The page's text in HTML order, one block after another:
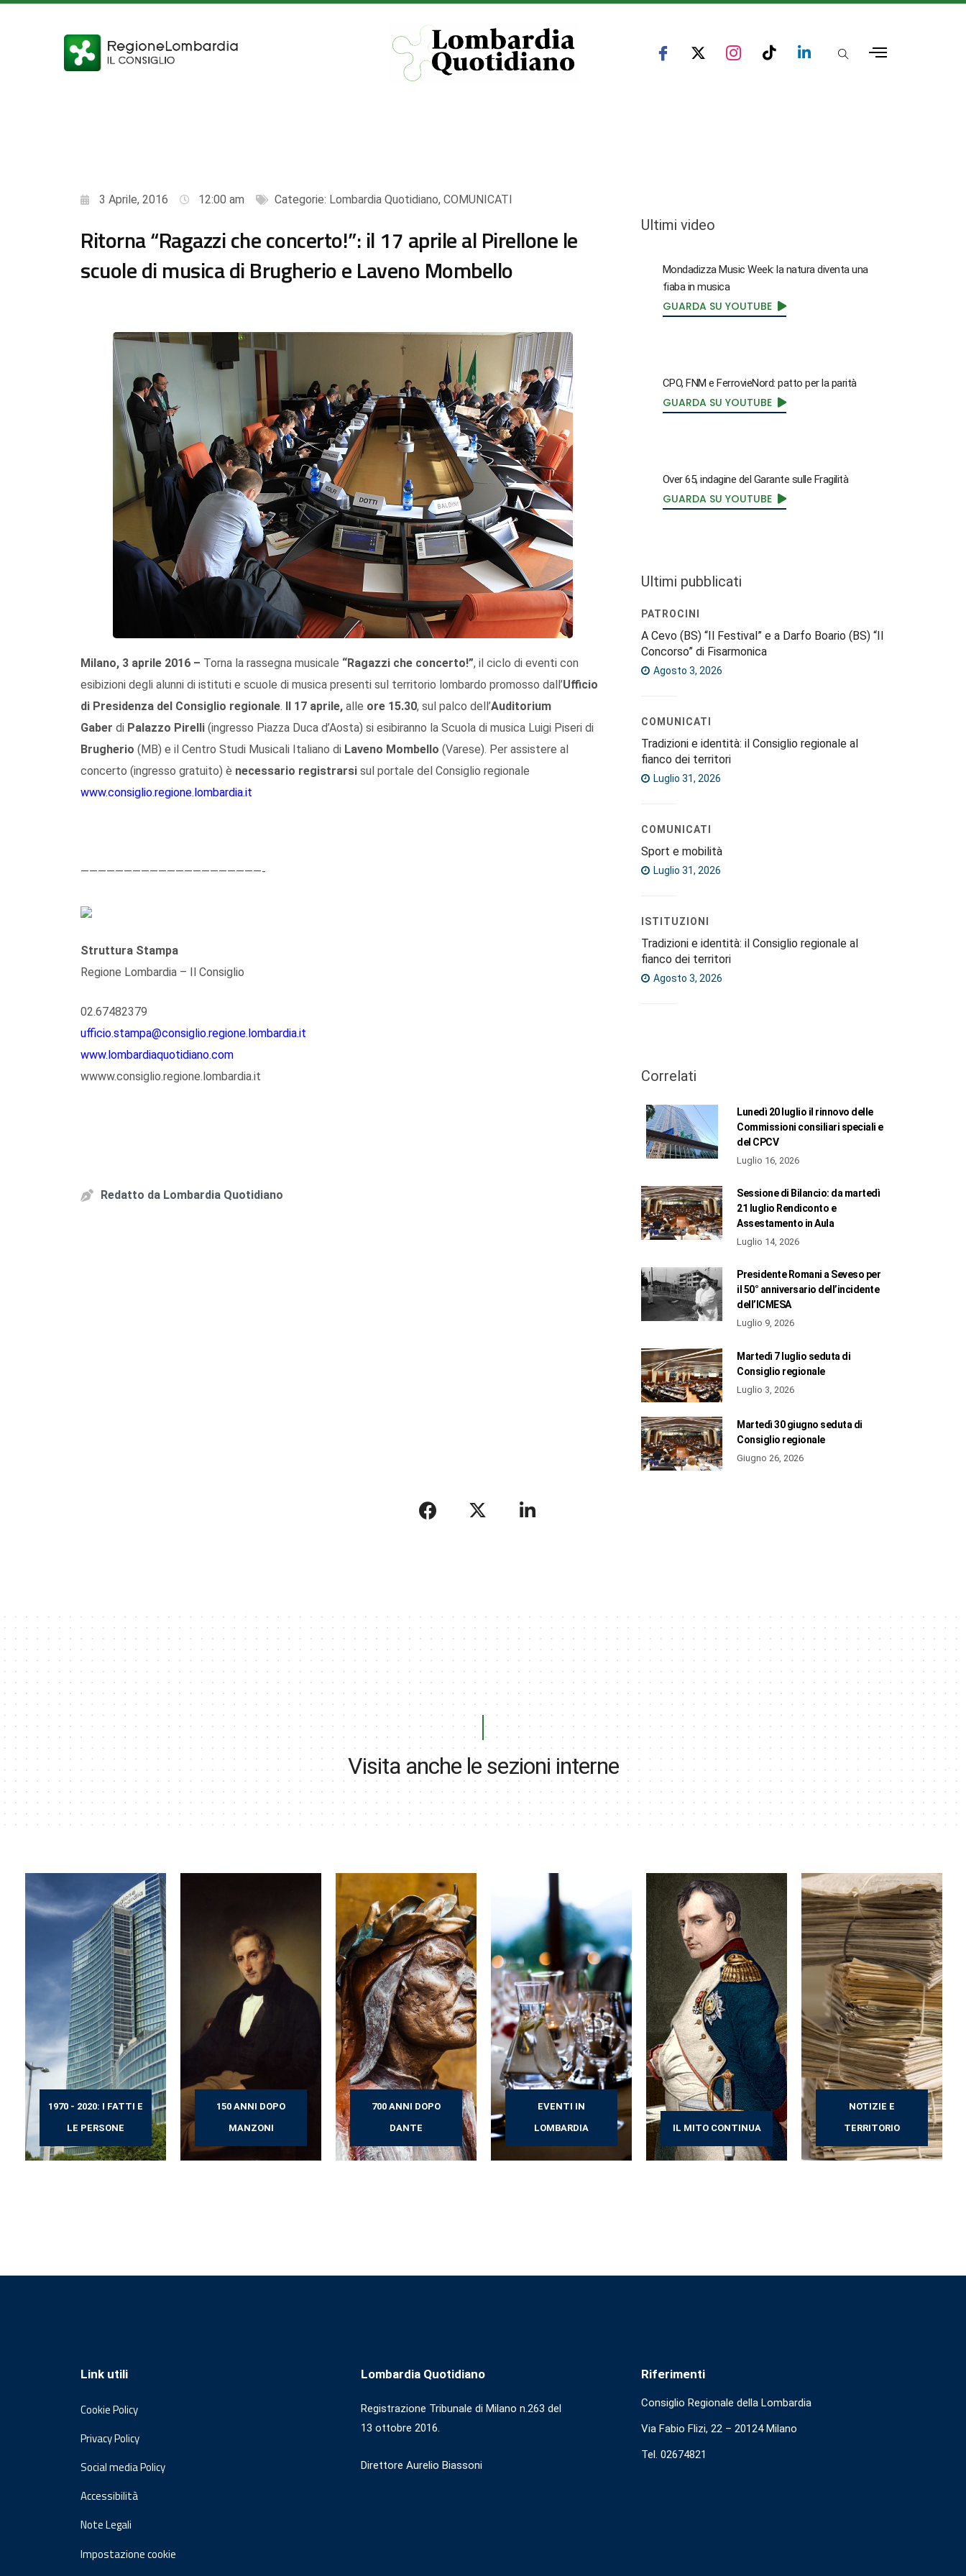
3 Aprile, 2016 12:00 am Categorie: Lombardia Quotidiano, COMUNICATI
Ritorna “Ragazzi che concerto!”: il 17 aprile al Pirellone le
scuole di musica di Brugherio e Laveno Mombello
Milano, 3 aprile 2016 – Torna la rassegna musicale “Ragazzi che concerto!”, il ciclo di eventi con
esibizioni degli alunni di istituti e scuole di musica presenti sul territorio lombardo promosso dall’Ufficio
di Presidenza del Consiglio regionale. Il 17 aprile, alle ore 15.30, sul palco dell’Auditorium
Gaber di Palazzo Pirelli (ingresso Piazza Duca d’Aosta) si esibiranno la Scuola di musica Luigi Piseri di
Brugherio (MB) e il Centro Studi Musicali Italiano di Laveno Mombello (Varese). Per assistere al
concerto (ingresso gratuito) è necessario registrarsi sul portale del Consiglio regionale
www.consiglio.regione.lombardia.it
—————————————————————-
Struttura Stampa
Regione Lombardia – Il Consiglio
02.67482379
ufficio.stampa@consiglio.regione.lombardia.it
www.lombardiaquotidiano.com
wwww.consiglio.regione.lombardia.it
Redatto da Lombardia Quotidiano
Ultimi video
Mondadizza Music Week: la natura diventa una
fiaba in musica
GUARDA SU YOUTUBE
CPO, FNM e FerrovieNord: patto per la parità
GUARDA SU YOUTUBE
Over 65, indagine del Garante sulle Fragilità
GUARDA SU YOUTUBE
Ultimi pubblicati
PATROCINI
A Cevo (BS) “Il Festival” e a Darfo Boario (BS) “Il
Concorso” di Fisarmonica
Agosto 3, 2026
COMUNICATI
Tradizioni e identità: il Consiglio regionale al
fianco dei territori
Luglio 31, 2026
COMUNICATI
Sport e mobilità
Luglio 31, 2026
ISTITUZIONI
Tradizioni e identità: il Consiglio regionale al
fianco dei territori
Agosto 3, 2026
Correlati
Lunedì 20 luglio il rinnovo delle
Commissioni consiliari speciali e
del CPCV
Luglio 16, 2026
Sessione di Bilancio: da martedì
21 luglio Rendiconto e
Assestamento in Aula
Luglio 14, 2026
Presidente Romani a Seveso per
il 50° anniversario dell’incidente
dell’ICMESA
Luglio 9, 2026
Martedì 7 luglio seduta di
Consiglio regionale
Luglio 3, 2026
Martedì 30 giugno seduta di
Consiglio regionale
Giugno 26, 2026
Visita anche le sezioni interne
1970 - 2020: I FATTI E
LE PERSONE
150 ANNI DOPO
MANZONI
700 ANNI DOPO
DANTE
EVENTI IN
LOMBARDIA
IL MITO CONTINUA
NOTIZIE E
TERRITORIO
Link utili
Cookie Policy
Privacy Policy
Social media Policy
Accessibilità
Note Legali
Impostazione cookie
Lombardia Quotidiano
Registrazione Tribunale di Milano n.263 del
13 ottobre 2016.
Direttore Aurelio Biassoni
Riferimenti
Consiglio Regionale della Lombardia
Via Fabio Flizi, 22 – 20124 Milano
Tel. 02674821